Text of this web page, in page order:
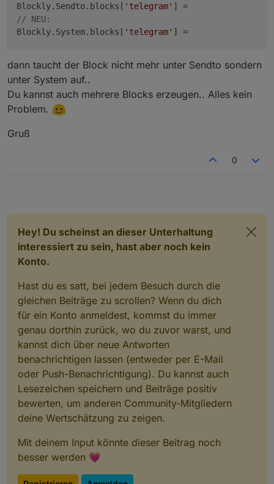
Blockly.Sendto.blocks[ 'telegram'
// NEU:
Blockly.System.blocks[ 'telegram'
dann taucht der Block nicht mehr unter Sendto sondern
unter System auf..
Du kannst auch mehrere Blocks erzeugen.. Alles kein
Problem.
Gruß
0
Hey! Du scheinst an dieser Unterhaltung
interessiert zu sein, hast aber noch kein
Konto.
Hast du es satt, bei jedem Besuch durch die
gleichen Beiträge zu scrollen? Wenn du dich
für ein Konto anmeldest, kommst du immer
genau dorthin zurück, wo du zuvor warst, und
kannst dich über neue Antworten
benachrichtigen lassen (entweder per E-Mail
oder Push-Benachrichtigung). Du kannst auch
Lesezeichen speichern und Beiträge positiv
bewerten, um anderen Community-Mitgliedern
deine Wertschätzung zu zeigen.
Mit deinem Input könnte dieser Beitrag noch
besser werden 💗